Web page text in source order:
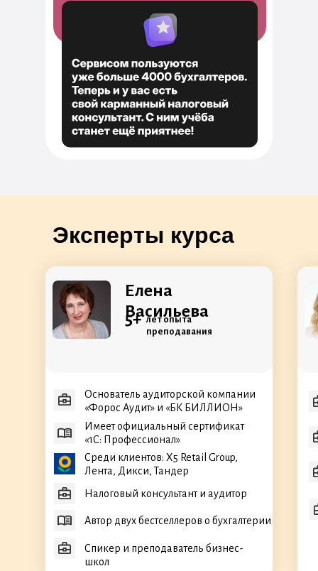
Эксперты курса
Елена
Васильева
лет опыта
преподавания
5+
Основатель аудиторской компании
«Форос Аудит» и «БК БИЛЛИОН»
Спикер и преподаватель бизнес-
школ
Автор двух бестселлеров о бухгалтерии
Налоговый консультант и аудитор
Имеет официальный сертификат
«1С: Профессионал»
Среди клиентов: X5 Retail Group,
Лента, Дикси, Тандер